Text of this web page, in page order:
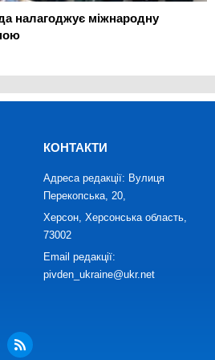
налагоджує міжнародну
КОНТАКТИ
Адреса редакції: Вулиця
Перекопська, 20,
Херсон, Херсонська область,
73002
Email редакції:
pivden_ukraine@ukr.net